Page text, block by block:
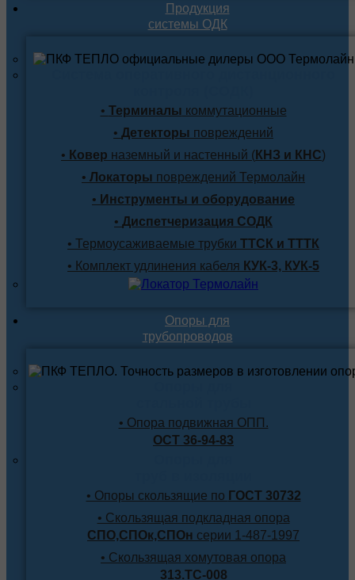
Продукция
системы ОДК
• Терминалы коммутационные
• Детекторы повреждений
• Ковер наземный и настенный (КНЗ и КНС)
• Локаторы повреждений Термолайн
• Инструменты и оборудование
• Диспетчеризация СОДК
• Термоусаживаемые трубки ТТСК и ТТТК
• Комплект удлинения кабеля КУК-3, КУК-5
Опоры для
трубопроводов
• Опора подвижная ОПП.
ОСТ 36-94-83
• Опоры скользящие по ГОСТ 30732
• Скользящая подкладная опора
СПО,СПОк,СПОн серии 1-487-1997
• Скользящая хомутовая опора
313.ТС-008